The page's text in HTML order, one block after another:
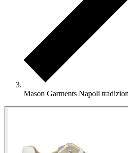
Mason Garments Napoli